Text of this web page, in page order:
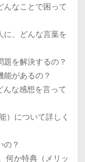
んなことで困って
に、どんな言葉を
題を解決するの？
能があるの？
んな感想を言って
）について詳しく
の？
何か特典（メリッ